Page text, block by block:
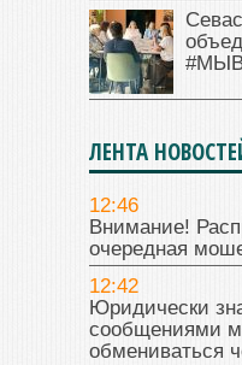
ЛЕНТА
12:46
Внимание!
очередная
12:42
Юридически
сообщениями
обмениваться